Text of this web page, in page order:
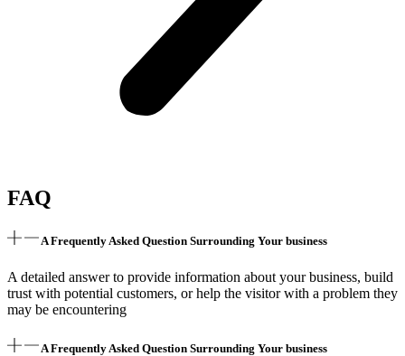
FAQ
A Frequently Asked Question Surrounding Your business
A detailed answer to provide information about your business, build
trust with potential customers, or help the visitor with a problem they
may be encountering
A Frequently Asked Question Surrounding Your business